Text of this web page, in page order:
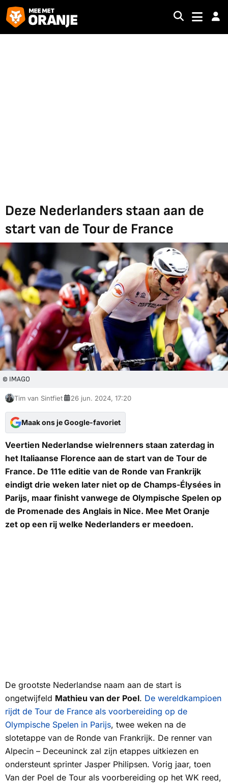
Deze Nederlanders staan aan de
start van de Tour de France
© IMAGO
Tim van Sintfiet 26 jun. 2024, 17:20
Maak ons je Google-favoriet
Veertien Nederlandse wielrenners staan zaterdag in
het Italiaanse Florence aan de start van de Tour de
France. De 111e editie van de Ronde van Frankrijk
eindigt drie weken later niet op de Champs-Élysées in
Parijs, maar finisht vanwege de Olympische Spelen op
de Promenade des Anglais in Nice. Mee Met Oranje
zet op een rij welke Nederlanders er meedoen.
De grootste Nederlandse naam aan de start is
ongetwijfeld Mathieu van der Poel. De wereldkampioen
rijdt de Tour de France als voorbereiding op de
Olympische Spelen in Parijs, twee weken na de
slotetappe van de Ronde van Frankrijk. De renner van
Alpecin – Deceuninck zal zijn etappes uitkiezen en
ondersteunt sprinter Jasper Philipsen. Vorig jaar, toen
Van der Poel de Tour als voorbereiding op het WK reed,